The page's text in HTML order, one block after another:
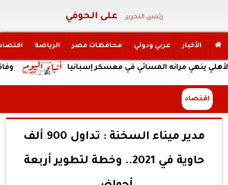
رئيس التحرير على الحوفي
الأخبار عربي ودولي محافظات مصر الرياضة
وفاة والد مرانه المسائي في معسكر إسبانيا
اقتصاد
مدير ميناء السخنة : تداول 900 ألف
حاوية في 2021.. وخطة لتطوير أربعة